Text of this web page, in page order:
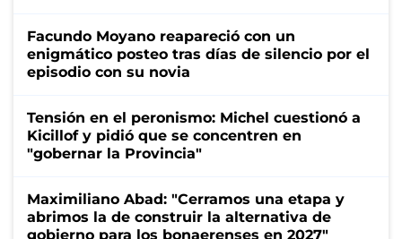
Facundo Moyano reapareció con un
enigmático posteo tras días de silencio por el
episodio con su novia
Tensión en el peronismo: Michel cuestionó a
Kicillof y pidió que se concentren en
"gobernar la Provincia"
Maximiliano Abad: "Cerramos una etapa y
abrimos la de construir la alternativa de
gobierno para los bonaerenses en 2027"